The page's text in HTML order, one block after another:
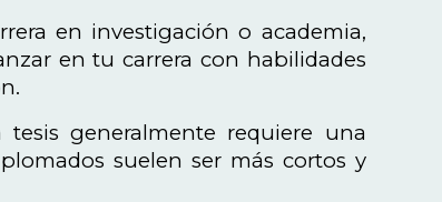
en investigación o academia,
en tu carrera con habilidades
tesis generalmente requiere una
suelen ser más cortos y